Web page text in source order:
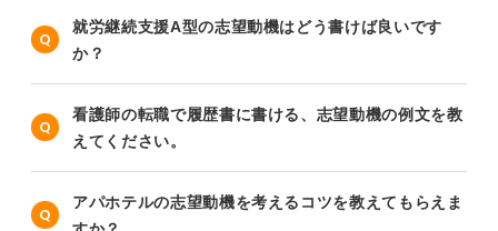
就労継続支援A型の志望動機はどう書けば良いです
か？
看護師の転職で履歴書に書ける、志望動機の例文を教
えてください。
アパホテルの志望動機を考えるコツを教えてもらえま